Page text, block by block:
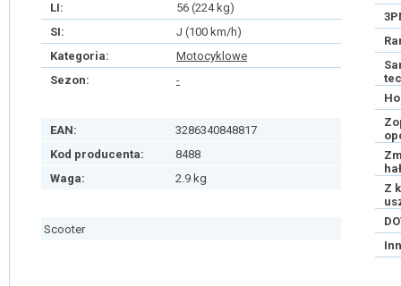
LI:
56 (224 kg)
SI:
J (100 km/h)
Kategoria:
Motocyklowe
Sezon:
-
EAN:
3286340848817
Kod producenta:
8488
Waga:
2.9 kg
Scooter
Z